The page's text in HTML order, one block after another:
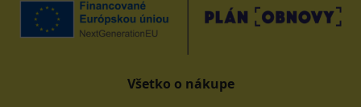
Všetko o nákupe